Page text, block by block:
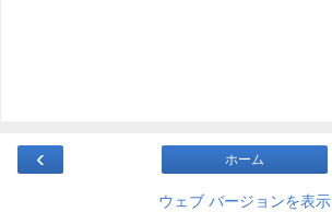
‹ ホーム
ウェブ バージョンを表示